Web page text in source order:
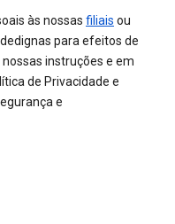
às nossas filiais ou
para efeitos de
instruções e em
de Privacidade e
e